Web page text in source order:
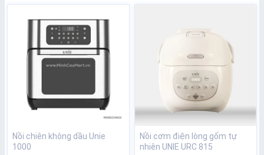
Nồi chiên không dầu Unie
1000
Nồi cơm điện lòng gốm tự
nhiên UNIE URC 815